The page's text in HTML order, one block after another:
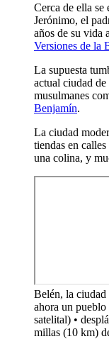
Cerca de ella se
Jerónimo, el
años de su vida
Versiones de la
La supuesta
actual ciudad
musulmanes
Benjamín.
La ciudad
tiendas en
una colina, y
Belén, la
ahora un
satelital) •
millas (10 km)